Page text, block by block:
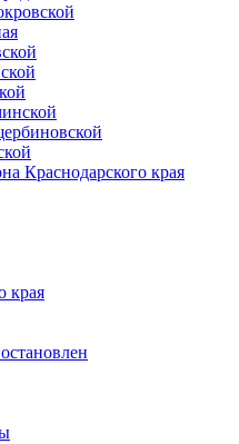
Краснодарского края
края